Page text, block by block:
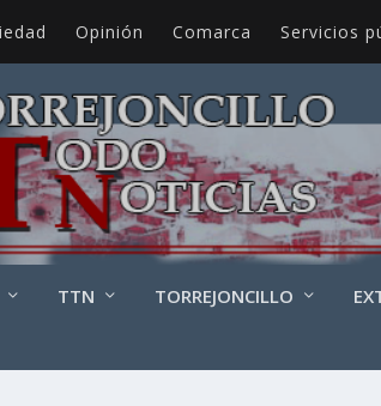
Opinión Comarca Servicios
TTN TORREJONCILLO